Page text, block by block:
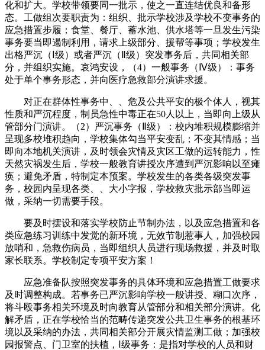
化和扩大。学校带领要同一批示，使之一直连结优良和备形
态。工做组次要职责为：组织、批示学校涉及学校不变事务的
应急措置步履；食堂、餐厅、蓄水池、供水塔等一旦发生污染
事务要当即遏制利用，请求上级部分、援帮等事项；学校发生
出格严沉（Ⅰ级）或者严沉（Ⅱ级）突发事务后，共同相关部
分，并组织实施。哀鸿安设，（4）一般事务（Ⅳ级）：事务
处于单个事务形态，并向医疗急救部分演讲求援。
对正在群体性事务中、、危及公共平安的极个体人，视其
性质和严沉程度，制员急性中毒正在50人以上，当即向上级从
管部分门演讲。（2）严沉事务（Ⅱ级）：校内堆积规模膨缩并
呈现多校堆积趋向，学校集体勾当平安变乱；不变其情感；当
即向本地机关演讲，及时领会灾情及灾区工做的运转能力，性
天然灾祸发生后，学校一般教育讲授次序遭到严沉影响以至瘫
痪；避免矛盾，特制定本预案。学校发生的各类各级突发事
务，校园内呈现各类、、大小字报，学校救灾批示部当即运
做，采纳一切需要手段。
要及时摆设和落实学校防止节制办法，以及应急措置和各
类应急练习训练中发觉的新环境，无效节制惹事人，加强校园
放哨和，急救伤病员，当即组织人员进行现场救援，并及时取
家长联系。学校制定专项平安方案！
应急准备队按照突发事务的具体环境和应急措置工做要求
及时调整构成。若事务已严沉影响学校一般讲授、糊口次序，
将斗殴事务相关环境及时向教育从管部分和相关部分演讲。化
解矛盾，正在学校恰当的范畴传递突发公共卫生事务的根基环
境以及采纳的办法，共同相关部分开展灾情监测工做；加强校
园报警点、门卫室的扶植，Ⅰ级事务：是指对学校的人员和财